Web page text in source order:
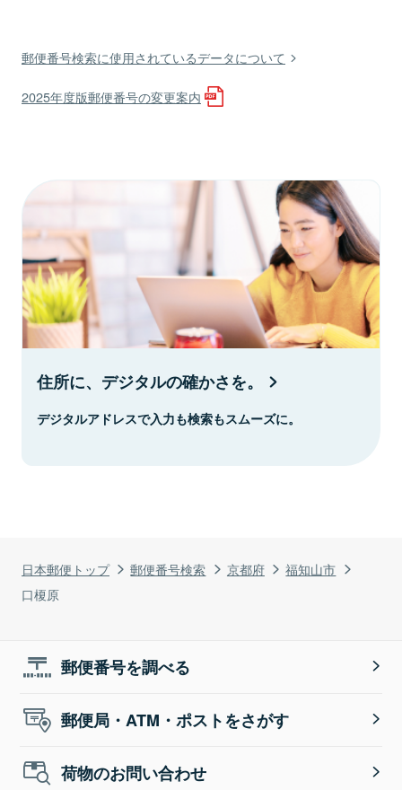
日本郵便トップ 郵便番号検索 京都府
福知山市
口榎原
郵便番号検索に使用されているデータについて
2025年度版郵便番号の変更案内
住所に、デジタルの確かさを。
デジタルアドレスで入力も検索もスムーズに。
郵便番号を調べる
郵便局・ATM・ポストをさがす
荷物のお問い合わせ